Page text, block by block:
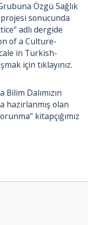
Özgü Sağlık
sonucunda
adlı dergide
of a Culture-
in Turkish-
için tıklayınız.
Dalımızın
hazırlanmış olan
kitapçığımız